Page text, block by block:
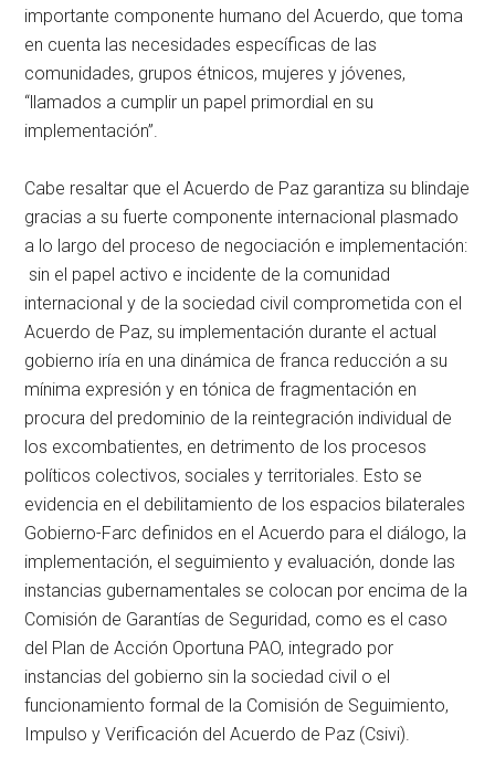
importante componente humano del Acuerdo, que toma
en cuenta las necesidades específicas de las
comunidades, grupos étnicos, mujeres y jóvenes,
“llamados a cumplir un papel primordial en su
implementación”.
Cabe resaltar que el Acuerdo de Paz garantiza su blindaje
gracias a su fuerte componente internacional plasmado
a lo largo del proceso de negociación e implementación:
sin el papel activo e incidente de la comunidad
internacional y de la sociedad civil comprometida con el
Acuerdo de Paz, su implementación durante el actual
gobierno iría en una dinámica de franca reducción a su
mínima expresión y en tónica de fragmentación en
procura del predominio de la reintegración individual de
los excombatientes, en detrimento de los procesos
políticos colectivos, sociales y territoriales. Esto se
evidencia en el debilitamiento de los espacios bilaterales
Gobierno-Farc definidos en el Acuerdo para el diálogo, la
implementación, el seguimiento y evaluación, donde las
instancias gubernamentales se colocan por encima de la
Comisión de Garantías de Seguridad, como es el caso
del Plan de Acción Oportuna PAO, integrado por
instancias del gobierno sin la sociedad civil o el
funcionamiento formal de la Comisión de Seguimiento,
Impulso y Verificación del Acuerdo de Paz (Csivi).